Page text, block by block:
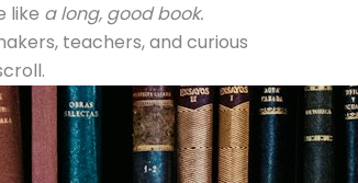
like a long, good book.
teachers, and curious